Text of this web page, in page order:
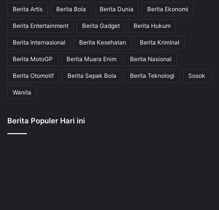
Berita Artis Berita Bola Berita Dunia Berita Ekonomi
Berita Entertainment Berita Gadget Berita Hukum
Berita Internasional Berita Kesehatan Berita Kriminal
Berita MotoGP Berita Muara Enim Berita Nasional
Berita Otomotif Berita Sepak Bola Berita Teknologi Sosok
Wanita
Berita Populer Hari ini